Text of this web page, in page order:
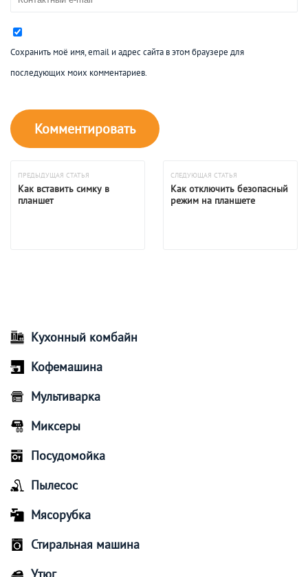
Сохранить моё имя, email и адрес сайта в этом браузере для
последующих моих комментариев.
ПРЕДЫДУЩАЯ СТАТЬЯ
Как вставить симку в
планшет
СЛЕДУЮЩАЯ СТАТЬЯ
Как отключить безопасный
режим на планшете
Кухонный комбайн
Кофемашина
Мультиварка
Миксеры
Посудомойка
Пылесос
Мясорубка
Стиральная машина